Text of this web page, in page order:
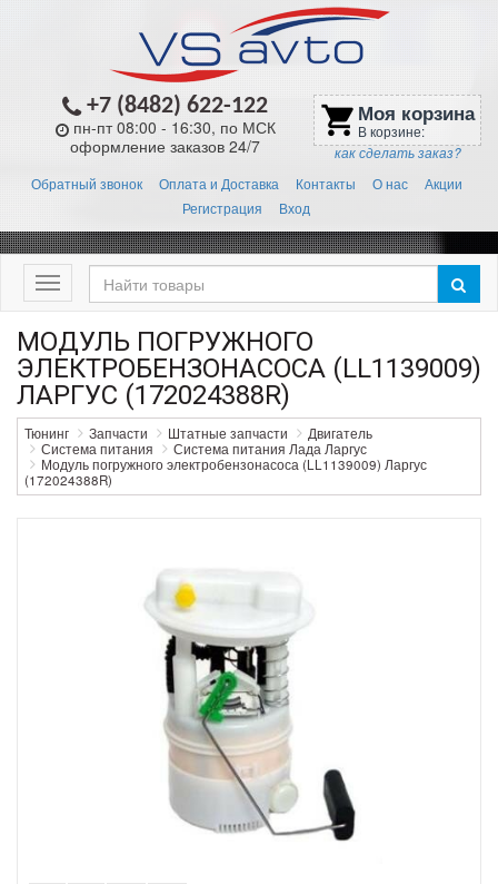
+7 (8482) 622-122
пн-пт 08:00 - 16:30, по МСК
оформление заказов 24/7
shopping_cart Моя корзина
В корзине:
как сделать заказ?
Обратный звонок Оплата и Доставка Контакты О нас
Акции
Регистрация
Вход
Меню
МОДУЛЬ ПОГРУЖНОГО
ЭЛЕКТРОБЕНЗОНАСОСА (LL1139009)
ЛАРГУС (172024388R)
Тюнинг Запчасти Штатные запчасти
Двигатель
Система питания
Система питания Лада Ларгус
Модуль погружного электробензонасоса (LL1139009) Ларгус
(172024388R)